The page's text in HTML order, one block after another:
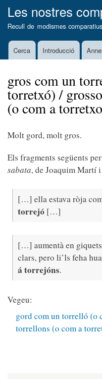
Les nostres
Recull de modismes
MainCerca Introducció
gros com un
torretxó) /
(o com a
Molt gord, molt gros.
Els fragments següents
sabata, de Joaquim Martí i
[…] ella estava ròja
torrejó […]
[…] aumentà en
clars, pero li’ls feha
á torrejóns.
Vegeu:
gord com un torrelló (o
torrellons (o com a